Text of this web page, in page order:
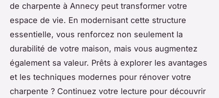
de charpente à Annecy peut transformer votre
espace de vie. En modernisant cette structure
essentielle, vous renforcez non seulement la
durabilité de votre maison, mais vous augmentez
également sa valeur. Prêts à explorer les avantages
et les techniques modernes pour rénover votre
charpente ? Continuez votre lecture pour découvrir